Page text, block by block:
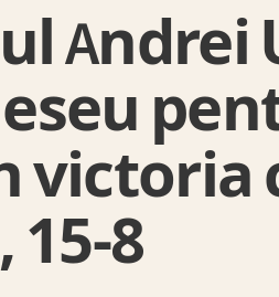
Andrei
victoria
8